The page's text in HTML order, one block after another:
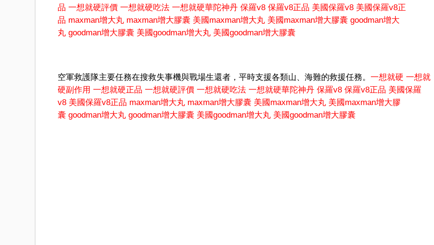
品 一想就硬評價 一想就硬吃法 一想就硬華陀神丹 保羅v8 保羅v8正品 美國保羅v8 美國保羅v8正
品 maxman增大丸 maxman增大膠囊 美國maxman增大丸 美國maxman增大膠囊 goodman增大
丸 goodman增大膠囊 美國goodman增大丸 美國goodman增大膠囊
空軍救護隊主要任務在搜救失事機與戰場生還者，平時支援各類山、海難的救援任務。 一想就硬 一想就
硬副作用 一想就硬正品 一想就硬評價 一想就硬吃法 一想就硬華陀神丹 保羅v8 保羅v8正品 美國保羅
v8 美國保羅v8正品 maxman增大丸 maxman增大膠囊 美國maxman增大丸 美國maxman增大膠
囊 goodman增大丸 goodman增大膠囊 美國goodman增大丸 美國goodman增大膠囊